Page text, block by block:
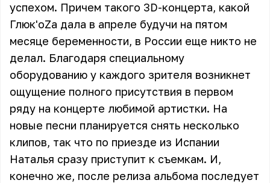
успехом. Причем такого 3D-концерта, какой
Глюк'oZa дала в апреле будучи на пятом
месяце беременности, в России еще никто не
делал. Благодаря специальному
оборудованию у каждого зрителя возникнет
ощущение полного присутствия в первом
ряду на концерте любимой артистки. На
новые песни планируется снять несколько
клипов, так что по приезде из Испании
Наталья сразу приступит к съемкам. И,
конечно же, после релиза альбома последует